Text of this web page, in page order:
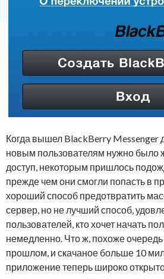
Когда вышел BlackBerry Messenger
новым пользователям нужно было
доступ, некоторым пришлось
прежде чем они смогли попасть в
хороший способ предотвратить
сервер, но не лучший способ,
пользователей, кто хочет начать
немедленно. Что ж, похоже
прошлом, и скачаное больше 10
приложение теперь широко